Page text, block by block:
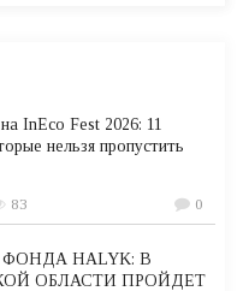
InEco Fest 2026: 11
нельзя пропустить
83 0
HALYK: В
ОБЛАСТИ ПРОЙДЕТ